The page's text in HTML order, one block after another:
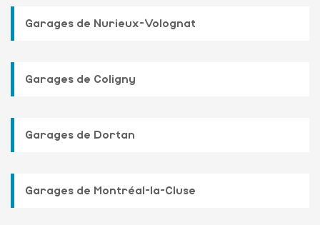
Garages de Nurieux-Volognat
Garages de Coligny
Garages de Dortan
Garages de Montréal-la-Cluse